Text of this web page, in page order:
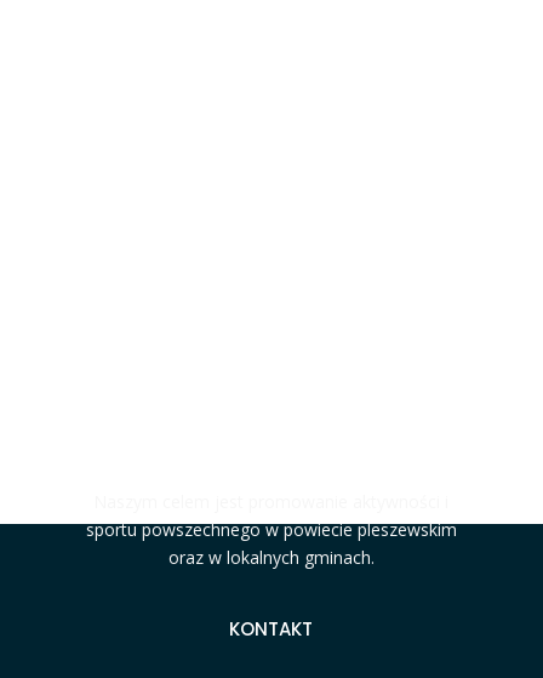
sportu powszechnego w powiecie pleszewskim
oraz w lokalnych gminach.
KONTAKT